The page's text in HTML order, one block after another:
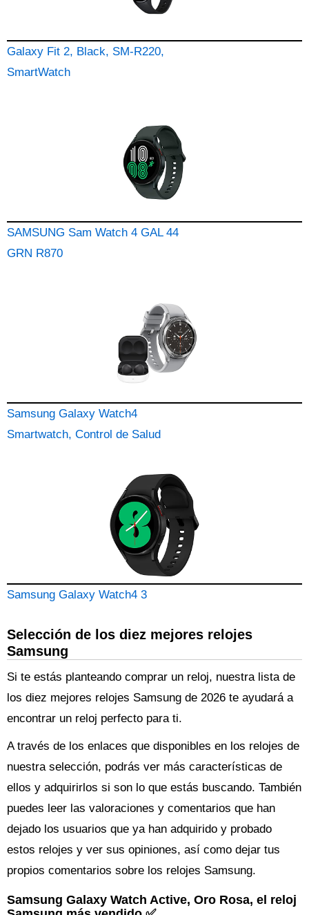
Galaxy Fit 2, Black, SM-R220,
SmartWatch
SAMSUNG Sam Watch 4 GAL 44
GRN R870
Samsung Galaxy Watch4
Smartwatch, Control de Salud
Samsung Galaxy Watch4 3
Selección de los diez mejores relojes
Samsung
Si te estás planteando comprar un reloj, nuestra lista de
los diez mejores relojes Samsung de 2026 te ayudará a
encontrar un reloj perfecto para ti.
A través de los enlaces que disponibles en los relojes de
nuestra selección, podrás ver más características de
ellos y adquirirlos si son lo que estás buscando. También
puedes leer las valoraciones y comentarios que han
dejado los usuarios que ya han adquirido y probado
estos relojes y ver sus opiniones, así como dejar tus
propios comentarios sobre los relojes Samsung.
Samsung Galaxy Watch Active, Oro Rosa, el reloj